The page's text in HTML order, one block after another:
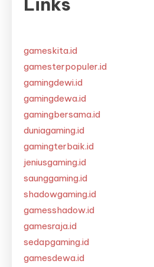
gameskita.id
gamesterpopuler.id
gamingdewi.id
gamingdewa.id
gamingbersama.id
duniagaming.id
gamingterbaik.id
jeniusgaming.id
saunggaming.id
shadowgaming.id
gamesshadow.id
gamesraja.id
sedapgaming.id
gamesdewa.id